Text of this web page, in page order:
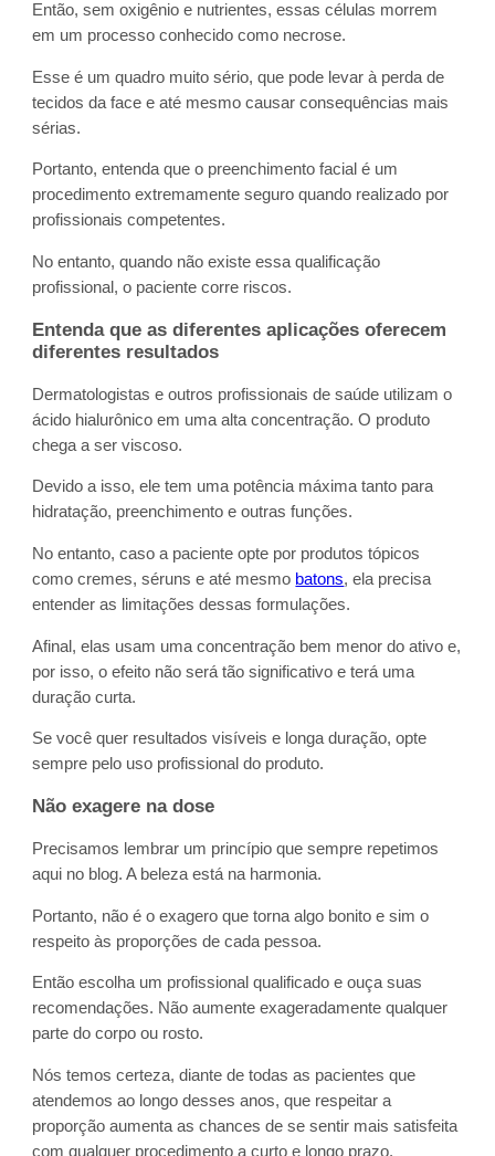
Então, sem oxigênio e nutrientes, essas células morrem
em um processo conhecido como necrose.
Esse é um quadro muito sério, que pode levar à perda de
tecidos da face e até mesmo causar consequências mais
sérias.
Portanto, entenda que o preenchimento facial é um
procedimento extremamente seguro quando realizado por
profissionais competentes.
No entanto, quando não existe essa qualificação
profissional, o paciente corre riscos.
Entenda que as diferentes aplicações oferecem
diferentes resultados
Dermatologistas e outros profissionais de saúde utilizam o
ácido hialurônico em uma alta concentração. O produto
chega a ser viscoso.
Devido a isso, ele tem uma potência máxima tanto para
hidratação, preenchimento e outras funções.
No entanto, caso a paciente opte por produtos tópicos
como cremes, séruns e até mesmo batons, ela precisa
entender as limitações dessas formulações.
Afinal, elas usam uma concentração bem menor do ativo e,
por isso, o efeito não será tão significativo e terá uma
duração curta.
Se você quer resultados visíveis e longa duração, opte
sempre pelo uso profissional do produto.
Não exagere na dose
Precisamos lembrar um princípio que sempre repetimos
aqui no blog. A beleza está na harmonia.
Portanto, não é o exagero que torna algo bonito e sim o
respeito às proporções de cada pessoa.
Então escolha um profissional qualificado e ouça suas
recomendações. Não aumente exageradamente qualquer
parte do corpo ou rosto.
Nós temos certeza, diante de todas as pacientes que
atendemos ao longo desses anos, que respeitar a
proporção aumenta as chances de se sentir mais satisfeita
com qualquer procedimento a curto e longo prazo.